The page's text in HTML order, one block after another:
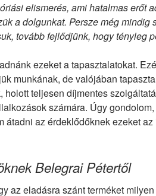
elismerés, ami hatalmas erőt
a dolgunkat. Persze még mindig
tovább fejlődjünk, hogy tényleg
ezeket a tapasztalatokat.
munkának, de valójában
holott teljesen díjmentes
számára. Úgy
átadni az érdeklődőknek ezeket
Belegrai Pétertől
az eladásra szánt terméket